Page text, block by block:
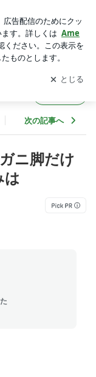
くろ喜ぶ毎日料理
を受け取りまし
開く
次の記事へ
ニ脚だけ
は